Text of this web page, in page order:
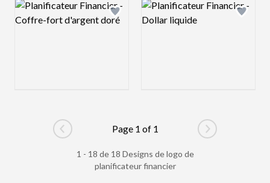
Add logo to shortlist
Logo preview image
Add
Logo preview image
Go to previous page
Page 1 of 1
Go to next
1 - 18 de 18 Designs de logo de
planificateur financier